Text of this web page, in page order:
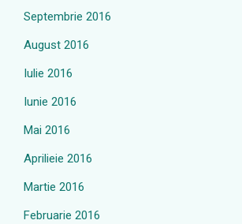
Septembrie 2016
August 2016
Iulie 2016
Iunie 2016
Mai 2016
Aprilieie 2016
Martie 2016
Februarie 2016